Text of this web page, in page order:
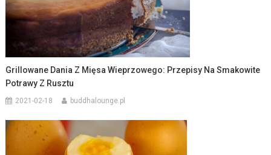
Grillowane Dania Z Mięsa Wieprzowego: Przepisy Na Smakowite
Potrawy Z Rusztu
2021-02-18 buddhalounge.pl